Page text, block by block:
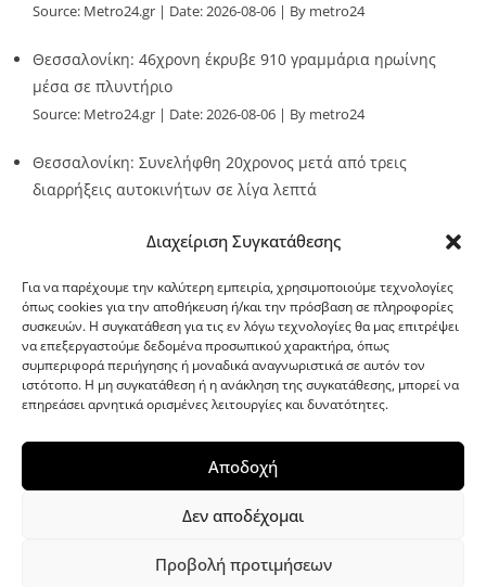
Διαχείριση Συγκατάθεσης
Για να παρέχουμε την καλύτερη εμπειρία, χρησιμοποιούμε τεχνολογίες
όπως cookies για την αποθήκευση ή/και την πρόσβαση σε πληροφορίες
συσκευών. Η συγκατάθεση για τις εν λόγω τεχνολογίες θα μας επιτρέψει
να επεξεργαστούμε δεδομένα προσωπικού χαρακτήρα, όπως
συμπεριφορά περιήγησης ή μοναδικά αναγνωριστικά σε αυτόν τον
ιστότοπο. Η μη συγκατάθεση ή η ανάκληση της συγκατάθεσης, μπορεί να
επηρεάσει αρνητικά ορισμένες λειτουργίες και δυνατότητες.
Αποδοχή
Δεν αποδέχομαι
Προβολή προτιμήσεων
Source: Metro24.gr Date: 2026-08-06 By metro24
Θεσσαλονίκη: 46χρονη έκρυβε 910 γραμμάρια ηρωίνης
μέσα σε πλυντήριο
Source: Metro24.gr Date: 2026-08-06 By metro24
Θεσσαλονίκη: Συνελήφθη 20χρονος μετά από τρεις
διαρρήξεις αυτοκινήτων σε λίγα λεπτά
G-point.gr